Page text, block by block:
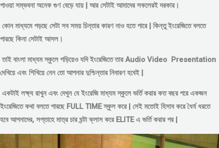
পাওয়া সম্ভবনা অনেক গুণ বেড়ে যায় | আর সেটাই আমাদের সকলেরই দরকার।
কোন মাধ্যমে পড়ছে সেটা সব সময় চিন্তার কারণ নাও হতে পারে | কিন্তু ইংরেজিতে বলতে
পারছে কিনা সেটাই আসল।
তাই বাংলা মাধ্যম স্কুলে পড়িয়েও যদি ইংরেজিতে তার Audio Video Presentation
দেখিয়ে এবং শিখিয়ে নেন তো আপনার দুশ্চিন্তার নিবারণ হবেই |
একটাই লক্ষ্য রাখুন এবং দেখুন যে ইংরেজি মাধ্যম স্কুলে ভর্তি করার কত বছর পরে একজন
ইংরেজিতে কথা বলতে পারছে FULL TIME স্কুল করে | সেই মতোই হিসাব করে ধৈর্য ধরতে
হবে আপনাদের, সপ্তাহে মাত্র চার ঘন্টা ক্লাস করে ELITE এ ভর্তি করার পর |